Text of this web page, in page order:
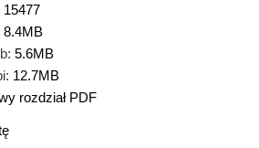
15477
8.4MB
5.6MB
12.7MB
rozdział PDF